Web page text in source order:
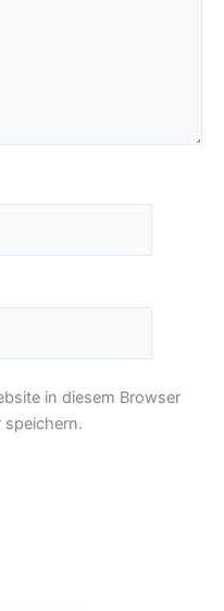
in diesem Browser
speichern.